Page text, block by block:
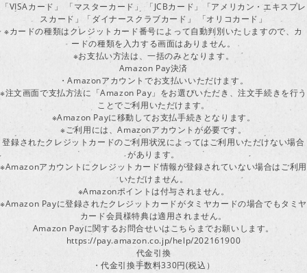
「VISAカード」 「マスターカード」 「JCBカード」「アメリカン・エキスプレ
スカード」「ダイナースクラブカード」 「オリコカード」
※カードの種類はクレジットカード番号によって自動判別いたしますので、カ
ードの種類を入力する画面はありません。
※お支払い方法は、一括のみとなります。
Amazon Pay決済
・Amazonアカウントでお支払いいただけます。
※注文画面で支払方法に「Amazon Pay」をお選びいただき、注文手続きを行う
ことでご利用いただけます。
※Amazon Payに移動してお支払手続きとなります。
※ご利用には、Amazonアカウントが必要です。
登録されたクレジットカードのご利用状況によってはご利用いただけない場合
があります。
※Amazonアカウントにクレジットカード情報が登録されていない場合はご利用
いただけません。
※Amazonポイントは付与されません。
※Amazon Payに登録されたクレジットカードがタミヤカードの場合でもタミヤ
カード会員様特典は適用されません。
Amazon Payに関するお問合せいはこちらまでお願いします。
https://pay.amazon.co.jp/help/202161900
代金引換
・代金引換手数料330円(税込）